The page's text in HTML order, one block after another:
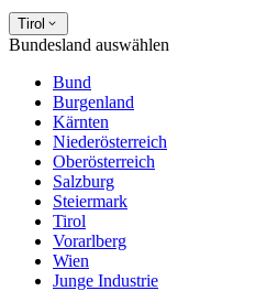
Tirol
Bundesland auswählen
Bund
Burgenland
Kärnten
Niederösterreich
Oberösterreich
Salzburg
Steiermark
Tirol
Vorarlberg
Wien
Junge Industrie